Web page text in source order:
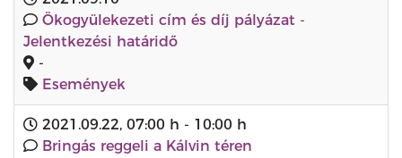
Ökogyülekezeti cím és díj pályázat -
Jelentkezési határidő
-
Események
2021.09.22, 07:00 h - 10:00 h
Bringás reggeli a Kálvin téren